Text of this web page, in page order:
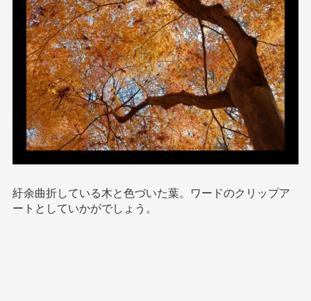
紆余曲折している木と色づいた葉。ワードのクリップア
ートとしていかがでしょう。